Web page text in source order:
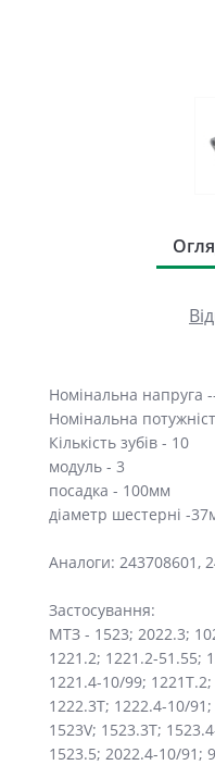
Номінальна напруга
Номінальна
Кількість зубів - 10
модуль - 3
посадка - 100мм
діаметр шестерні -
Аналоги: 243708601,
Застосування:
МТЗ - 1523; 2022.3;
1221.2; 1221.2-51.55;
1221.4-10/99;
1222.3T; 1222.4-10/
1523V; 1523.3T;
1523.5; 2022.4-10/91;